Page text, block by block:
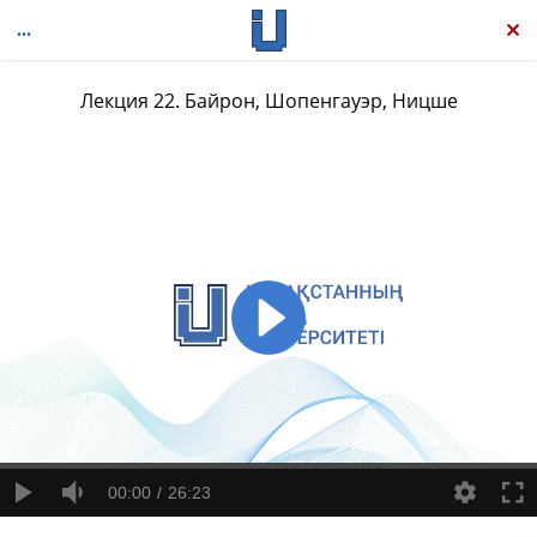
Лекция 22. Байрон, Шопенгауэр, Ницше
00:00 26:23